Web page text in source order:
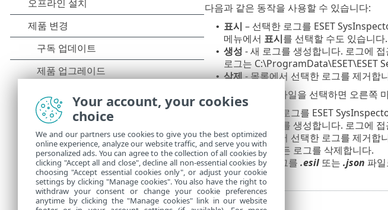
다음과 같은 동작을 사용할 수 있습니다:
• 표시 – 선택한 로그를 ESET
메뉴에서 표시를 선택할 수도 있습니다.
• 생성 - 새 로그를 생성합니다. 로그에
로그는 C:\ProgramData\ESET\ESET
• 삭제- 목록에서 선택한 로그를 제거합
하나 이상의 로그 파일을 선택하면 오른쪽
- 선택한 로그를 ESET
- 새 로그를 생성합니다. 로그에
• 삭제- 목록에서 선택한 로그를 제거합
• 모두 삭제- 모든 로그를 삭제합니다.
• 내보내기- 로그를 .esil또는 .json 파
Your account, your cookies
choice
We and our partners use cookies to give you the best optimized
online experience, analyze our website traffic, and serve you with
personalized ads. You can agree to the collection of all cookies by
clicking "Accept all and close", decline all non-essential cookies by
choosing "Accept essential cookies only", or adjust your cookie
settings by clicking "Manage cookies". You also have the right to
withdraw your consent or change your cookie preferences
anytime by clicking the "Manage cookies" link in our website